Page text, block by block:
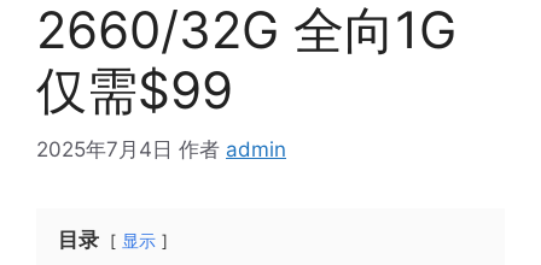
2660/32G 全向1G
仅需$99
2025年7月4日 作者 admin
目录 显示